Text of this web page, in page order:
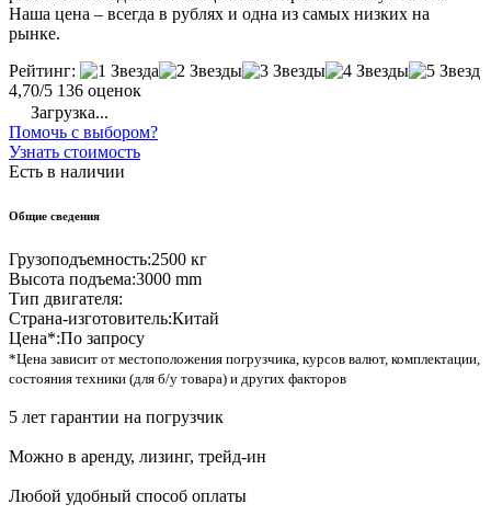
Наша цена – всегда в рублях и одна из самых низких на
рынке.
Рейтинг:
4,70/5 136 оценок
Загрузка...
Помочь с выбором?
Узнать стоимость
Есть в наличии
Общие сведения
Грузоподъемность:2500 кг
Высота подъема:3000 mm
Тип двигателя:
Страна-изготовитель:Китай
Цена*:По запросу
*Цена зависит от местоположения погрузчика, курсов валют, комплектации,
состояния техники (для б/у товара) и других факторов
5 лет гарантии на погрузчик
Можно в аренду, лизинг, трейд-ин
Любой удобный способ оплаты